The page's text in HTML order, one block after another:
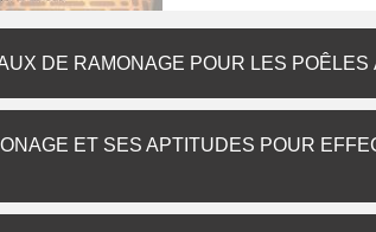
DE RAMONAGE POUR LES
ET SES APTITUDES POUR